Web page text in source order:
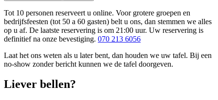
Tot 10 personen reserveert u online. Voor grotere groepen en
bedrijfsfeesten (tot 50 a 60 gasten) belt u ons, dan stemmen we alles
op u af. De laatste reservering is om 21:00 uur. Uw reservering is
definitief na onze bevestiging. 070 213 6056
Laat het ons weten als u later bent, dan houden we uw tafel. Bij een
no-show zonder bericht kunnen we de tafel doorgeven.
Liever bellen?